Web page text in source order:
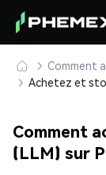
Comment
Comment
(LLM) sur